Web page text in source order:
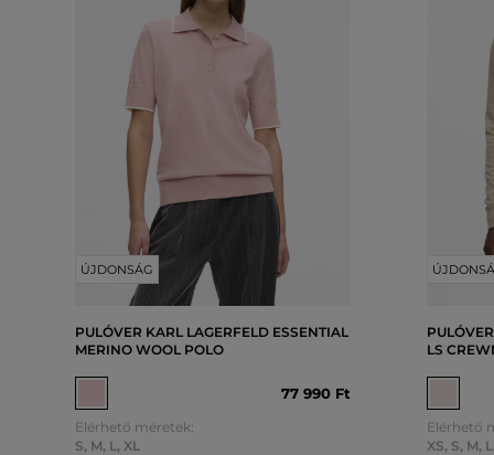
ÚJDONSÁG
PULÓVER KARL LAGERFELD ESSENTIAL
MERINO WOOL POLO
77 990 Ft
Elérhető méretek:
S, M, L, XL
LS
Elérhető
XS, S, M, L